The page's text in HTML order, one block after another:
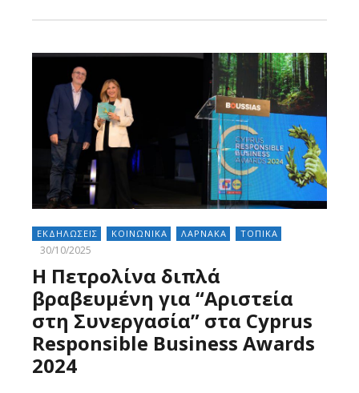
ΕΚΔΗΛΩΣΕΙΣ ΚΟΙΝΩΝΙΚΑ ΛΑΡΝΑΚΑ ΤΟΠΙΚΑ
30/10/2025
Η Πετρολίνα διπλά
βραβευμένη για “Αριστεία
στη Συνεργασία” στα Cyprus
Responsible Business Awards
2024